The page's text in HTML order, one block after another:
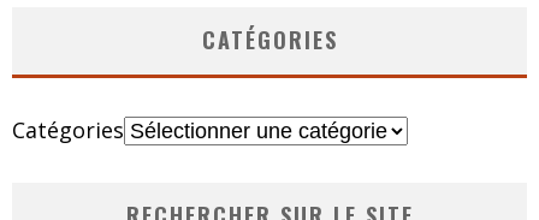
CATÉGORIES
Catégories